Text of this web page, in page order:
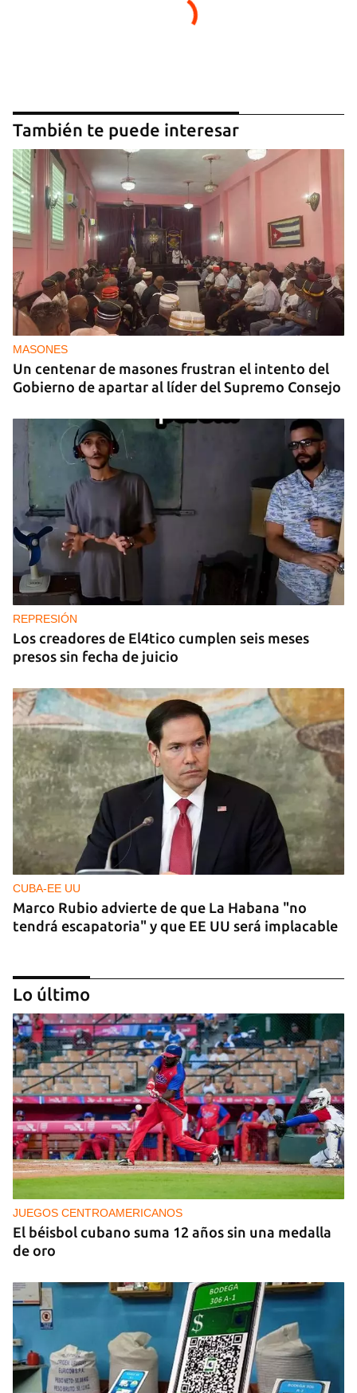
También te puede interesar
MASONES
Un centenar de masones frustran el intento del
Gobierno de apartar al líder del Supremo Consejo
REPRESIÓN
Los creadores de El4tico cumplen seis meses
presos sin fecha de juicio
CUBA-EE UU
Marco Rubio advierte de que La Habana "no
tendrá escapatoria" y que EE UU será implacable
PODCAST
Cafecito informativo del viernes 7 de agosto de
2026
Lo último
JUEGOS CENTROAMERICANOS
El béisbol cubano suma 12 años sin una medalla
de oro